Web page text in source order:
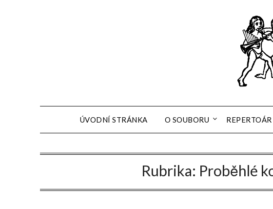
ÚVODNÍ STRÁNKA O SOUBORU REPERTOÁR
Rubrika: Proběhlé